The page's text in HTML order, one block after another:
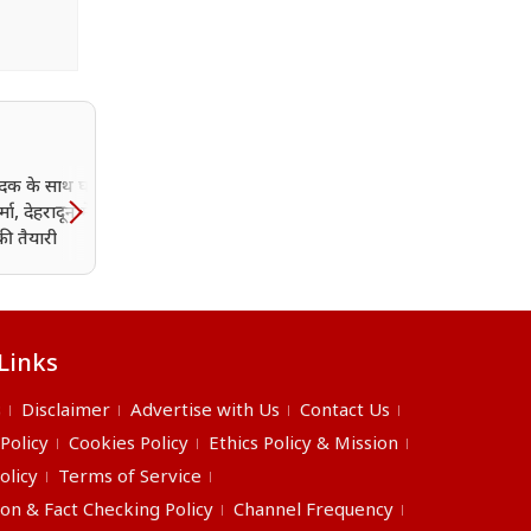
के साथ घर आ रही
देहरादून में भव्य
तैयारी
Disclaimer Advertise with Us
Contact Us
Cookies Policy
Ethics Policy & Mission
Terms of Service
& Fact Checking Policy
Channel Frequency